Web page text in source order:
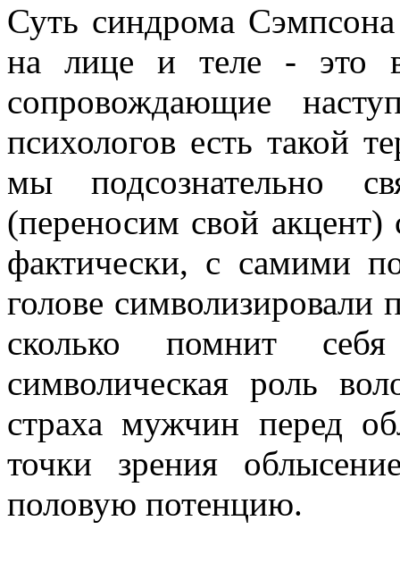
Суть синдрома
на лице и теле - это
сопровождающие
психологов есть такой
мы подсознательно
(переносим свой акцент)
фактически, с самими
голове символизировали
сколько помнит
символическая роль
страха мужчин перед
точки зрения
половую потенцию.